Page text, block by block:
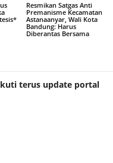
Resmikan Satgas Anti
Premanisme Kecamatan
Astanaanyar, Wali Kota
Bandung: Harus
Diberantas Bersama
terus update portal